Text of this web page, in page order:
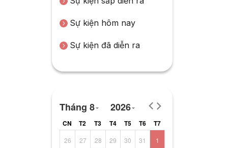
Sự kiện hôm nay
Sự kiện đã diễn ra
Tháng 8 2026
CN T2 T3 T4 T5 T6 T7
26 27 28 29 30 31 1